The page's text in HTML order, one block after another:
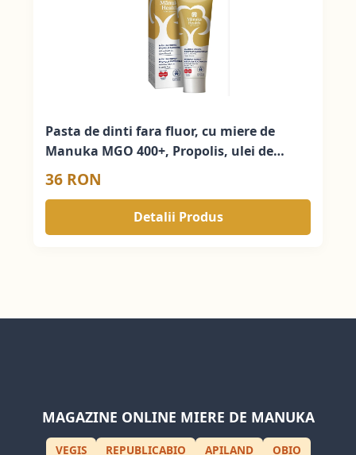
Pasta de dinti fara fluor, cu miere de
Manuka MGO 400+, Propolis, ulei de
Manuka (75ml) - pentru copii si adulti
36 RON
Detalii Produs
MAGAZINE ONLINE MIERE DE MANUKA
VEGIS REPUBLICABIO APILAND
OBIO